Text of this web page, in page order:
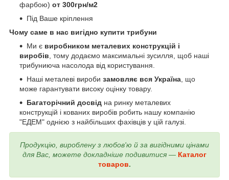
фарбою) от 300грн/м2
Під Ваше кріплення
Чому саме в нас вигідно купити трибуни
Ми є виробником металевих конструкцій і
виробів, тому додаємо максимальні зусилля, щоб наші
трибуниюча насолода від користування.
Наші металеві вироби замовляє вся Україна, що
може гарантувати високу оцінку товару.
Багаторічний досвід на ринку металевих
конструкцій і кованих виробів робить нашу компанію
"ЕДЕМ" однією з найбільших фахівців у цій галузі.
Продукцію, вироблену з любов'ю й за вигідними цінами
для Вас, можете докладніше подивитися — Каталог
товаров.